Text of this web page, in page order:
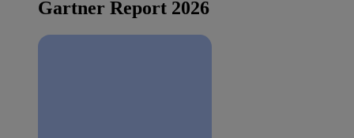
Gartner Report 2026